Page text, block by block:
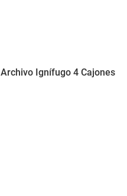
Archivo Ignífugo 4 Cajones